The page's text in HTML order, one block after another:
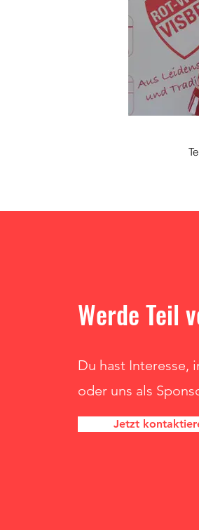
Werde Teil
Du hast Interesse,
oder uns als
Jetzt